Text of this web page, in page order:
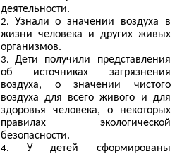
деятельности.
Узнали о значении воздуха в
жизни человека и других живых
организмов.
Дети получили представления
об источниках загрязнения
воздуха, о значении чистого
воздуха для всего живого и для
здоровья человека, о некоторых
правилах экологической
безопасности.
У детей сформированы